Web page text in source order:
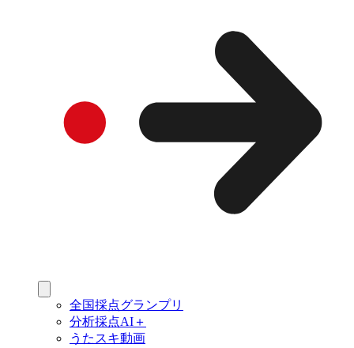
全国採点グランプリ
分析採点AI＋
うたスキ動画